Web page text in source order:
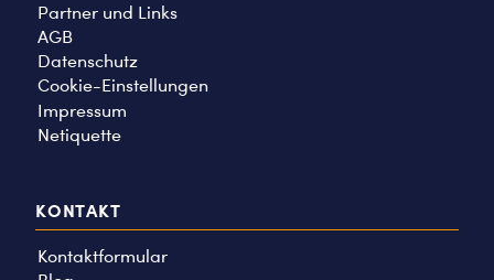
Partner und Links
AGB
Datenschutz
Cookie-Einstellungen
Impressum
Netiquette
KONTAKT
Kontaktformular